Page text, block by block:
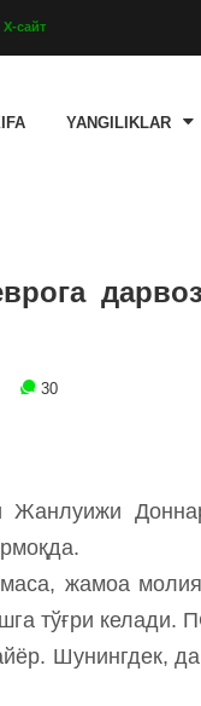
Х-сайт
YANGILIKLAR
30
жамоа
тўғри келади.
Шунингдек,